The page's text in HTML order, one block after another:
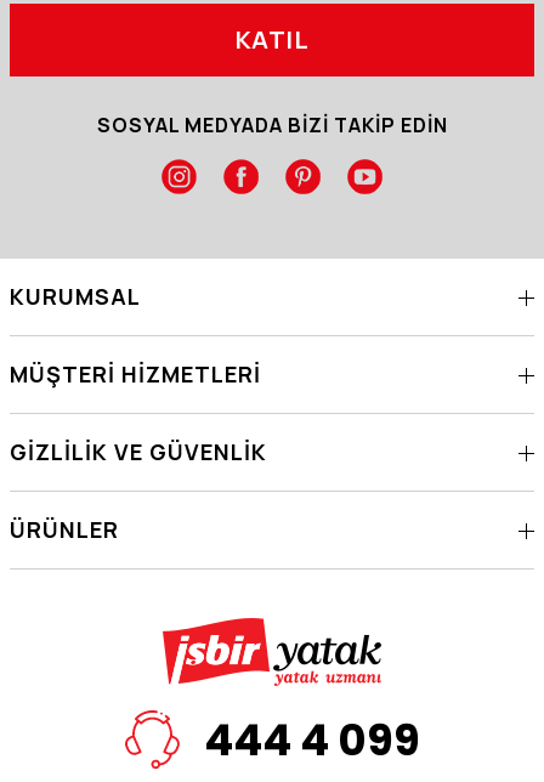
KATIL
SOSYAL MEDYADA BİZİ TAKİP EDİN
KURUMSAL
MÜŞTERI HIZMETLERI
GIZLILIK VE GÜVENLIK
ÜRÜNLER
444 4 099